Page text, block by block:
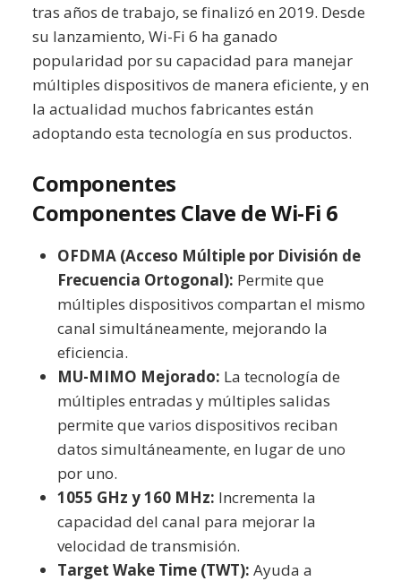
tras años de trabajo, se finalizó en 2019. Desde
su lanzamiento, Wi-Fi 6 ha ganado
popularidad por su capacidad para manejar
múltiples dispositivos de manera eficiente, y en
la actualidad muchos fabricantes están
adoptando esta tecnología en sus productos.
Componentes
Componentes Clave de Wi-Fi 6
OFDMA (Acceso Múltiple por División de
Frecuencia Ortogonal): Permite que
múltiples dispositivos compartan el mismo
canal simultáneamente, mejorando la
eficiencia.
MU-MIMO Mejorado: La tecnología de
múltiples entradas y múltiples salidas
permite que varios dispositivos reciban
datos simultáneamente, en lugar de uno
por uno.
1055 GHz y 160 MHz: Incrementa la
capacidad del canal para mejorar la
velocidad de transmisión.
Target Wake Time (TWT): Ayuda a